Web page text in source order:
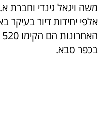
משה ויגאל גינדי וחברת
אלפי יחידות דיור בעיקר
בכפר סבא.